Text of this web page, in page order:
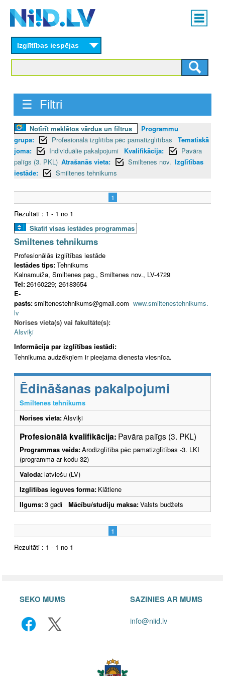
content
Main
menu
Izglītības iespējas
☰ Filtri
Notīrīt meklētos vārdus un filtrus
Programmu
grupa:
Profesionālā izglītība pēc pamatizglītības
Tematiskā
joma:
Individuālie pakalpojumi Kvalifikācija:
Pavāra
palīgs (3. PKL) Atrašanās vieta: Smiltenes nov. Izglītības
iestāde:
Smiltenes tehnikums
1
Rezultāti : 1 - 1 no 1
Skatīt visas iestādes programmas
Smiltenes tehnikums
Profesionālās izglītības iestāde
Iestādes tips:Tehnikums
Kalnamuiža, Smiltenes pag., Smiltenes nov., LV-4729
Tel:26160229; 26183654
E-
pasts:smiltenestehnikums@gmail.com www.smiltenestehnikums.
lv
Norises vieta(s) vai fakultāte(s):
Alsviķi
Informācija par izglītības iestādi:
Tehnikuma audzēkņiem ir pieejama dienesta viesnīca.
Ēdināšanas pakalpojumi
Smiltenes tehnikums
Norises vieta:Alsviķi
Profesionālā kvalifikācija: Pavāra palīgs (3. PKL)
Programmas veids:Arodizglītība pēc pamatizglītības -3. LKI
(programma ar kodu 32)
Valoda:latviešu (LV)
Izglītības ieguves forma: Klātiene
Ilgums:3 gadi Mācību/studiju maksa:Valsts budžets
1
Rezultāti : 1 - 1 no 1
SEKO MUMS SAZINIES AR MUMS
info@niid.lv